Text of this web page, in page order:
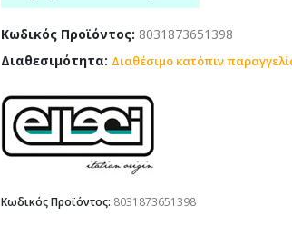
Κωδικός Προϊόντος: 8031873651398
Διαθεσιμότητα: Διαθέσιμο κατόπιν
Κωδικός Προϊόντος: 8031873651398